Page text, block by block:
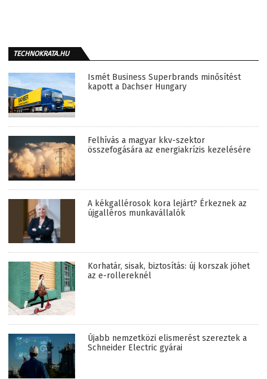
TECHNOKRATA.HU
Ismét Business Superbrands minősítést
kapott a Dachser Hungary
Felhívás a magyar kkv-szektor
összefogására az energiakrízis kezelésére
A kékgallérosok kora lejárt? Érkeznek az
újgalléros munkavállalók
Korhatár, sisak, biztosítás: új korszak jöhet
az e-rollereknél
Újabb nemzetközi elismerést szereztek a
Schneider Electric gyárai